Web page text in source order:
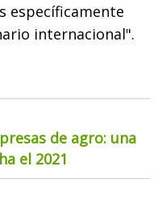
específicamente
internacional".
de agro: una
el 2021